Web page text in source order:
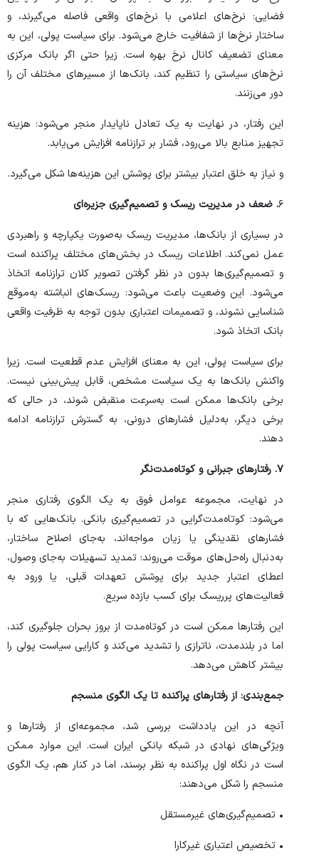
فضایی: نرخ‌های اعلامی با نرخ‌های واقعی فاصله می‌گیرند، و
ساختار نرخ‌ها از شفافیت خارج می‌شود. برای سیاست پولی، این به
معنای تضعیف کانال نرخ بهره است. زیرا حتی اگر بانک مرکزی
نرخ‌های سیاستی را تنظیم کند، بانک‌ها از مسیر‌های مختلف آن را
دور می‌زنند.
این رفتار، در نهایت به یک تعادل ناپایدار منجر می‌شود: هزینه
تجهیز منابع بالا می‌رود، فشار بر ترازنامه افزایش می‌یابد.
و نیاز به خلق اعتبار بیشتر برای پوشش این هزینه‌ها شکل می‌گیرد.
۶. ضعف در مدیریت ریسک و تصمیم‌گیری جزیره‌ای
در بسیاری از بانک‌ها، مدیریت ریسک به‌صورت یکپارچه و راهبردی
عمل نمی‌کند. اطلاعات ریسک در بخش‌های مختلف پراکنده است
و تصمیم‌گیری‌ها بدون در نظر گرفتن تصویر کلان ترازنامه اتخاذ
می‌شود. این وضعیت باعث می‌شود: ریسک‌های انباشته به‌موقع
شناسایی نشوند، و تصمیمات اعتباری بدون توجه به ظرفیت واقعی
بانک اتخاذ شود.
برای سیاست پولی، این به معنای افزایش عدم قطعیت است. زیرا
واکنش بانک‌ها به یک سیاست مشخص، قابل پیش‌بینی نیست.
برخی بانک‌ها ممکن است به‌سرعت منقبض شوند، در حالی که
برخی دیگر، به‌دلیل فشار‌های درونی، به گسترش ترازنامه ادامه
دهند.
۷. رفتار‌های جبرانی و کوتاه‌مدت‌نگر
در نهایت، مجموعه عوامل فوق به یک الگوی رفتاری منجر
می‌شود: کوتاه‌مدت‌گرایی در تصمیم‌گیری بانکی. بانک‌هایی که با
فشار‌های نقدینگی یا زیان مواجه‌اند، به‌جای اصلاح ساختار،
به‌دنبال راه‌حل‌های موقت می‌روند: تمدید تسهیلات به‌جای وصول،
اعطای اعتبار جدید برای پوشش تعهدات قبلی، یا ورود به
فعالیت‌های پرریسک برای کسب بازده سریع.
این رفتار‌ها ممکن است در کوتاه‌مدت از بروز بحران جلوگیری کند،
اما در بلندمدت، ناترازی را تشدید می‌کند و کارایی سیاست پولی را
بیشتر کاهش می‌دهد.
جمع‌بندی: از رفتار‌های پراکنده تا یک الگوی منسجم
آنچه در این یادداشت بررسی شد، مجموعه‌ای از رفتار‌ها و
ویژگی‌های نهادی در شبکه بانکی ایران است. این موارد ممکن
است در نگاه اول پراکنده به نظر برسند، اما در کنار هم، یک الگوی
منسجم را شکل می‌دهند:
• تصمیم‌گیری‌های غیرمستقل
• تخصیص اعتباری غیرکارا